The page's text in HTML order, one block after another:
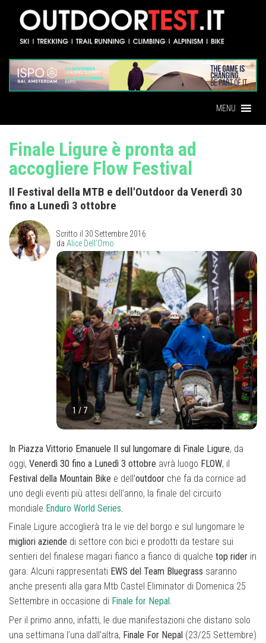
MENU
Finale Ligure è pronta ad
accogliere Flow Festival
Il Festival della MTB e dell'Outdoor da Venerdì 30
fino a Lunedì 3 ottobre
Scritto il 30 Settembre 2016
da Alice Dell'Omo
1 / 7
In Piazza Vittorio Emanuele II sul lungomare di Finale Ligure, da
oggi, Venerdì 30 fino a Lunedì 3 ottobre avrà luogo FLOW, il
Festival della Mountain Bike e dell’outdoor che fa da cornice ad
uno degli eventi più attesi dell’anno, la finale del circuito
mondiale Enduro World Series.
Finale Ligure accoglierà tra le vie del borgo e sul lungomare le
migliori aziende di settore con bici e prodotti da testare sui
sentieri del finalese magari fianco a fianco di qualche top rider in
gara. Alcuni rappresentati EWS del Team Bluegrass saranno
anche presenti alla gara Mtb Castel Eliminator di Domenica 25
Settembre in occasione di Finale for Nepal .
Per il primo anno, infatti, le due manifestazioni che distano solo
una settimana l’una dall’altra, Finale For Nepal (23/25 Settembre)